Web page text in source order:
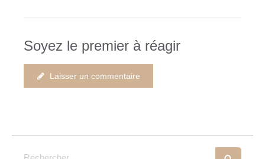
Soyez le premier à réagir
Laisser un commentaire
Rechercher